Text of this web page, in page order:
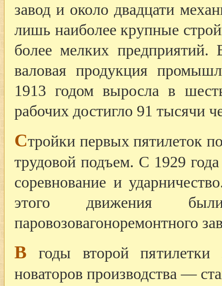
завод и около двадцати
лишь наиболее крупные
более мелких
валовая продукция
1913 годом выросла в
рабочих достигло 91 тысячи
Стройки первых пятилеток
трудовой подъем. С 1929 года
соревнование и
этого движения
паровозовагоноремонтного
В годы второй пятилетки
новаторов производства —